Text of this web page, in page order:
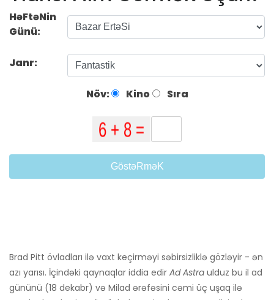
HəFtəNin
Günü:
Janr:
Növ: Kino Sıra
GöstəRməK
Brad Pitt övladları ilə vaxt keçirməyi səbirsizliklə gözləyir - ən
azı yarısı. İçindəki qaynaqlar iddia edir Ad Astra ulduz bu il ad
gününü (18 dekabr) və Milad ərəfəsini cəmi üç uşaq ilə